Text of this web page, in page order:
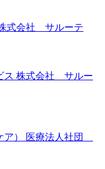
式会社 サルーテ
ス 株式会社 サルー
ア） 医療法人社団